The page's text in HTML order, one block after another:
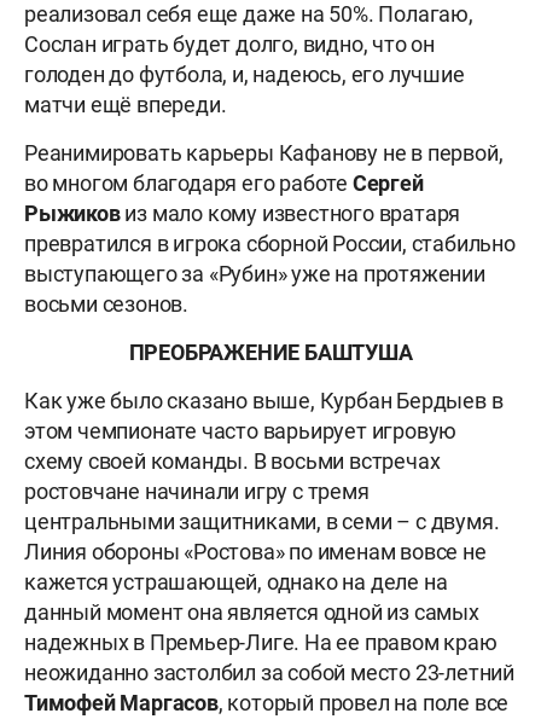
реализовал себя еще даже на 50%. Полагаю,
Сослан играть будет долго, видно, что он
голоден до футбола, и, надеюсь, его лучшие
матчи ещё впереди.
Реанимировать карьеры Кафанову не в первой,
во многом благодаря его работе Сергей
Рыжиковиз мало кому известного вратаря
превратился в игрока сборной России, стабильно
выступающего за «Рубин» уже на протяжении
восьми сезонов.
ПРЕОБРАЖЕНИЕ БАШТУША
Как уже было сказано выше, Курбан Бердыев в
этом чемпионате часто варьирует игровую
схему своей команды. В восьми встречах
ростовчане начинали игру с тремя
центральными защитниками, в семи – с двумя.
Линия обороны «Ростова» по именам вовсе не
кажется устрашающей, однако на деле на
данный момент она является одной из самых
надежных в Премьер-Лиге. На ее правом краю
неожиданно застолбил за собой место 23-летний
Тимофей Маргасов, который провел на поле все